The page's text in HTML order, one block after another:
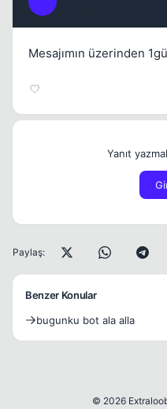
Mesajımın üzerinden
Yanıt
Paylaş:
Benzer Konular
bugunku bot ala alla
© 2026